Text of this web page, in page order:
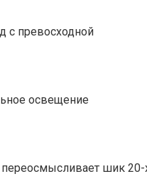
с превосходной
освещение
переосмысливает шик 20-